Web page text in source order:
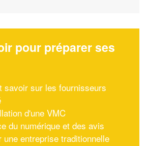
pour préparer ses
savoir sur les fournisseurs
d'une VMC
du numérique et des avis
une entreprise traditionnelle